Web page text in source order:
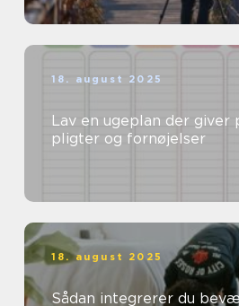
18. august 2025
Lav en ugeplan der giver
pligter og fornøjelser
18. august 2025
Sådan integrerer du